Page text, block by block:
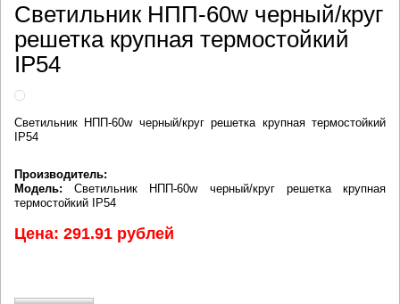
Светильник НПП-60w черный/круг
решетка крупная термостойкий
IP54
Светильник НПП-60w черный/круг решетка крупная термостойкий
IP54
Производитель:
Модель: Светильник НПП-60w черный/круг решетка крупная
термостойкий IP54
Цена: 291.91 рублей